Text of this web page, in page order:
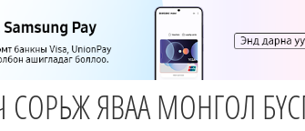
СОРЬЖ ЯВАА МОНГОЛ